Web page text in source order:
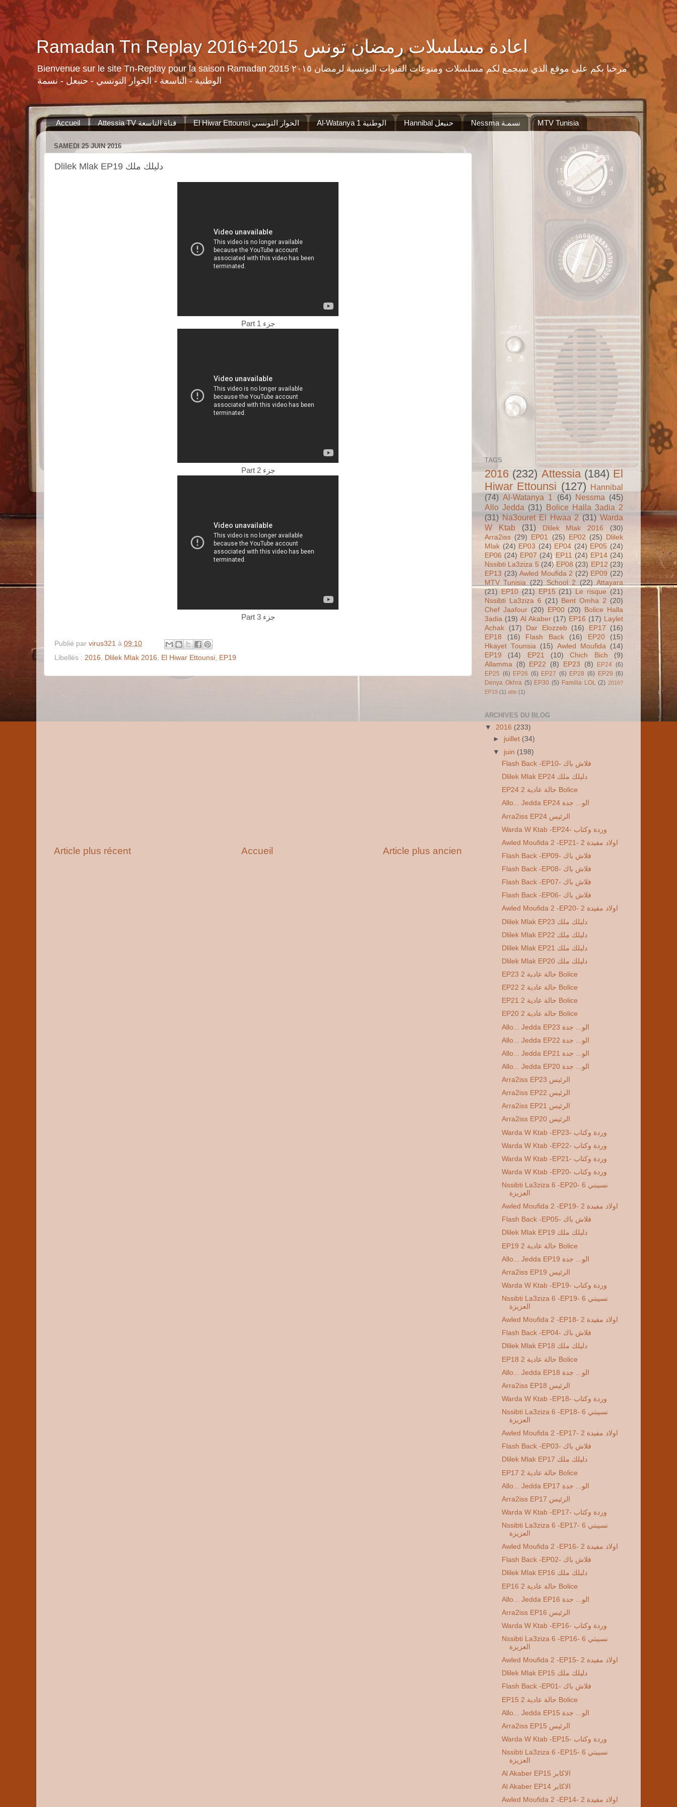
Ramadan Tn Replay 2016+2015 اعادة مسلسلات رمضان تونس
Bienvenue sur le site Tn-Replay pour la saison Ramadan 2015 مرحبا بكم على موقع الذي سيجمع لكم مسلسلات ومنوعات القنوات التونسية لرمضان ٢٠١٥
الوطنية - التاسعة - الحوار التونسي - حنبعل - نسمة
Accueil Attessia TV قناة التاسعة El Hiwar Ettounsi الحوار التونسي Al-Watanya 1 الوطنية Hannibal حنبعل‬ MTV Tunisia
SAMEDI 25 JUIN 2016
Dlilek Mlak EP19 دليلك ملك
Part 1 جزء
Part 2 جزء
Part 3 جزء
Publié par virus321 à 09:10
Libellés : 2016 Dlilek Mlak 2016 El Hiwar Ettounsi EP19
Article plus récent Article plus ancien
Accueil
TAGS
2016 (232) Attessia (184) El
Hiwar Ettounsi (127) Hannibal
(74) Al-Watanya 1 (64) Nessma (45)
Allo Jedda (31) Bolice Halla 3adia 2
(31) Na3ouret El Hwaa 2 (31) Warda
W Ktab
(31) Dlilek Mlak 2016
(30)
Arra2iss (29) EP01 (25) EP02 (25) Dlilek
Mlak (24) EP03 (24) EP04 (24) EP05 (24)
EP06 (24) EP07 (24) EP11 (24) EP14 (24)
Nssibti La3ziza 5 (24) EP08 (23) EP12 (23)
EP13 (23) Awled Moufida 2 (22) EP09 (22)
MTV Tunisia (22) School 2 (22) Attayara
(21) EP10 (21) EP15 (21) Le risque (21)
Nssibti La3ziza 6 (21) Bent Omha 2 (20)
Chef Jaafour (20) EP00 (20) Bolice Halla
3adia (19) Al Akaber (17) EP16 (17) Laylet
Achak
(17) Dar Elozzeb (16) EP17
(16)
EP18
(16) Flash Back (16) EP20
(15)
Hkayet Tounsia
(15) Awled Moufida
(14)
EP19
(14) EP21 (10) Chich Bich
(9)
Allamma
(8) EP22 (8) EP23 (8) EP24 (6)
EP25 (6) EP26 (6) EP27 (6) EP28 (6) EP29 (6)
Denya Okhra (5) EP30 (5) Familia LOL (2) 2016?
EP19 (1) atte (1)
ARCHIVES DU BLOG
▼ 2016 (233)
► juillet (34)
▼ juin (198)
Flash Back -EP10- فلاش باك
Dlilek Mlak EP24 دليلك ملك
EP24 2 حالة عادية Bolice
Allo... Jedda EP24 الو... جدة
Arra2iss EP24 الرئيس
Warda W Ktab -EP24- وردة وكتاب
Awled Moufida 2 -EP21- 2 اولاد مفيدة
Flash Back -EP09- فلاش باك
Flash Back -EP08- فلاش باك
Flash Back -EP07- فلاش باك
Flash Back -EP06- فلاش باك
Awled Moufida 2 -EP20- 2 اولاد مفيدة
Dlilek Mlak EP23 دليلك ملك
Dlilek Mlak EP22 دليلك ملك
Dlilek Mlak EP21 دليلك ملك
Dlilek Mlak EP20 دليلك ملك
EP23 2 حالة عادية Bolice
EP22 2 حالة عادية Bolice
EP21 2 حالة عادية Bolice
EP20 2 حالة عادية Bolice
Allo... Jedda EP23 الو... جدة
Allo... Jedda EP22 الو... جدة
Allo... Jedda EP21 الو... جدة
Allo... Jedda EP20 الو... جدة
Arra2iss EP23 الرئيس
Arra2iss EP22 الرئيس
Arra2iss EP21 الرئيس
Arra2iss EP20 الرئيس
Warda W Ktab -EP23- وردة وكتاب
Warda W Ktab -EP22- وردة وكتاب
Warda W Ktab -EP21- وردة وكتاب
Warda W Ktab -EP20- وردة وكتاب
Nssibti La3ziza 6 -EP20- 6 نسيبتي
العزيزة
Awled Moufida 2 -EP19- 2 اولاد مفيدة
Flash Back -EP05- فلاش باك
Dlilek Mlak EP19 دليلك ملك
EP19 2 حالة عادية Bolice
Allo... Jedda EP19 الو... جدة
Arra2iss EP19 الرئيس
Warda W Ktab -EP19- وردة وكتاب
Nssibti La3ziza 6 -EP19- 6 نسيبتي
العزيزة
Awled Moufida 2 -EP18- 2 اولاد مفيدة
Flash Back -EP04- فلاش باك
Dlilek Mlak EP18 دليلك ملك
EP18 2 حالة عادية Bolice
Allo... Jedda EP18 الو... جدة
Arra2iss EP18 الرئيس
Warda W Ktab -EP18- وردة وكتاب
Nssibti La3ziza 6 -EP18- 6 نسيبتي
العزيزة
Awled Moufida 2 -EP17- 2 اولاد مفيدة
Flash Back -EP03- فلاش باك
Dlilek Mlak EP17 دليلك ملك
EP17 2 حالة عادية Bolice
Allo... Jedda EP17 الو... جدة
Arra2iss EP17 الرئيس
Warda W Ktab -EP17- وردة وكتاب
Nssibti La3ziza 6 -EP17- 6 نسيبتي
العزيزة
Awled Moufida 2 -EP16- 2 اولاد مفيدة
Flash Back -EP02- فلاش باك
Dlilek Mlak EP16 دليلك ملك
EP16 2 حالة عادية Bolice
Allo... Jedda EP16 الو... جدة
Arra2iss EP16 الرئيس
Warda W Ktab -EP16- وردة وكتاب
Nssibti La3ziza 6 -EP16- 6 نسيبتي
العزيزة
Awled Moufida 2 -EP15- 2 اولاد مفيدة
Dlilek Mlak EP15 دليلك ملك
Flash Back -EP01- فلاش باك
EP15 2 حالة عادية Bolice
Allo... Jedda EP15 الو... جدة
Arra2iss EP15 الرئيس
Warda W Ktab -EP15- وردة وكتاب
Nssibti La3ziza 6 -EP15- 6 نسيبتي
العزيزة
Al Akaber EP15 الاكابر
Al Akaber EP14 الاكابر
Awled Moufida 2 -EP14- 2 اولاد مفيدة